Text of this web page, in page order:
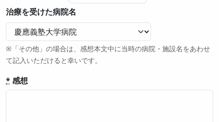
治療を受けた病院名
※「その他」の場合は、感想本文中に当時の病院・施設名をあわせ
て記入いただけると幸いです。
*感想